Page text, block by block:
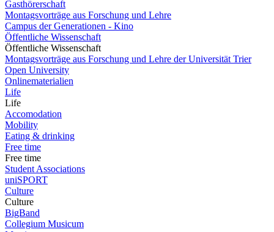
Gasthörerschaft
Montagsvorträge aus Forschung und Lehre
Campus der Generationen - Kino
Öffentliche Wissenschaft
Öffentliche Wissenschaft
Montagsvorträge aus Forschung und Lehre der Universität Trier
Open University
Onlinematerialien
Life
Life
Accomodation
Mobility
Eating & drinking
Free time
Free time
Student Associations
uniSPORT
Culture
Culture
BigBand
Collegium Musicum